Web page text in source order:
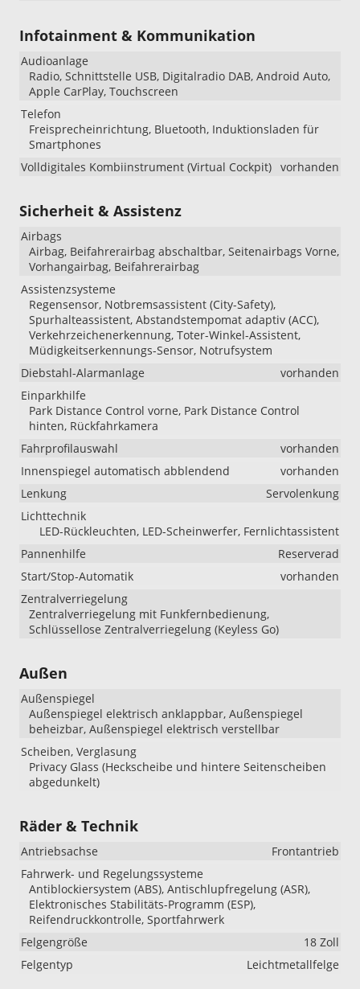
Infotainment & Kommunikation
Audioanlage
Radio, Schnittstelle USB, Digitalradio DAB, Android Auto,
Apple CarPlay, Touchscreen
Telefon
Freisprecheinrichtung, Bluetooth, Induktionsladen für
Smartphones
Volldigitales Kombiinstrument (Virtual Cockpit) vorhanden
Sicherheit & Assistenz
Airbags
Airbag, Beifahrerairbag abschaltbar, Seitenairbags Vorne,
Vorhangairbag, Beifahrerairbag
Assistenzsysteme
Regensensor, Notbremsassistent (City-Safety),
Spurhalteassistent, Abstandstempomat adaptiv (ACC),
Verkehrzeichenerkennung, Toter-Winkel-Assistent,
Müdigkeitserkennungs-Sensor, Notrufsystem
Diebstahl-Alarmanlage
vorhanden
Einparkhilfe
Park Distance Control vorne, Park Distance Control
hinten, Rückfahrkamera
Fahrprofilauswahl
vorhanden
Innenspiegel automatisch abblendend
vorhanden
Lenkung
Servolenkung
Lichttechnik
LED-Rückleuchten, LED-Scheinwerfer, Fernlichtassistent
Pannenhilfe
Reserverad
Start/Stop-Automatik
vorhanden
Zentralverriegelung
Zentralverriegelung mit Funkfernbedienung,
Schlüssellose Zentralverriegelung (Keyless Go)
Außen
Außenspiegel
Außenspiegel elektrisch anklappbar, Außenspiegel
beheizbar, Außenspiegel elektrisch verstellbar
Scheiben, Verglasung
Privacy Glass (Heckscheibe und hintere Seitenscheiben
abgedunkelt)
Räder & Technik
Antriebsachse
Frontantrieb
Fahrwerk- und Regelungssysteme
Antiblockiersystem (ABS), Antischlupfregelung (ASR),
Elektronisches Stabilitäts-Programm (ESP),
Reifendruckkontrolle, Sportfahrwerk
Felgengröße
18 Zoll
Felgentyp
Leichtmetallfelge